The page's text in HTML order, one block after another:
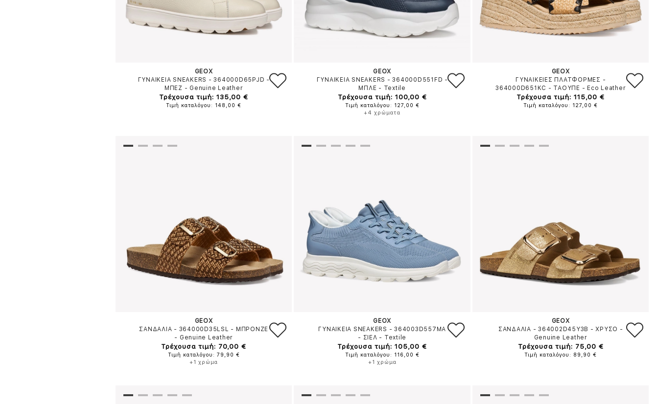
GEOX
ΓΥΝΑΙΚΕΙΑ SNEAKERS - 364000D65PJD -
ΜΠΕΖ - Genuine Leather
Τρέχουσα τιμή: 135,00 €
Τιμή καταλόγου: 148,00 €
GEOX
ΓΥΝΑΙΚΕΙΑ SNEAKERS - 364000D551FD -
ΜΠΛΕ - Textile
Τρέχουσα τιμή: 100,00 €
Τιμή καταλόγου: 127,00 €
+4 χρώματα
GEOX
ΓΥΝΑΙΚΕΙΕΣ ΠΛΑΤΦΟΡΜΕΣ -
364000D651KC - ΤΑΟΥΠΕ - Eco Leather
Τρέχουσα τιμή: 115,00 €
Τιμή καταλόγου: 127,00 €
GEOX
ΣΑΝΔΑΛΙΑ - 364000D35LSL - ΜΠΡΟΝΖΕ
- Genuine Leather
Τρέχουσα τιμή: 70,00 €
Τιμή καταλόγου: 79,90 €
+1 χρώμα
GEOX
ΓΥΝΑΙΚΕΙΑ SNEAKERS - 364003D557MA
- ΣΙΕΛ - Textile
Τρέχουσα τιμή: 105,00 €
Τιμή καταλόγου: 116,00 €
+1 χρώμα
GEOX
ΣΑΝΔΑΛΙΑ - 364002D45Y3B -ΧΡΥΣΟ -
Genuine Leather
Τρέχουσα τιμή: 75,00 €
Τιμή καταλόγου: 89,90 €